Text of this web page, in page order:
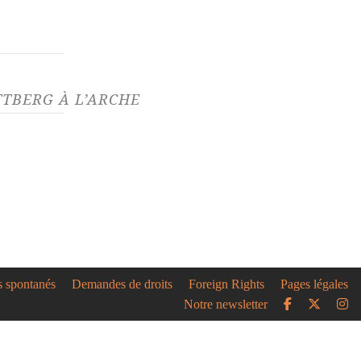
À L’ARCHE
spontanés Demandes de droits Foreign Rights
Pages légales
Notre newsletter